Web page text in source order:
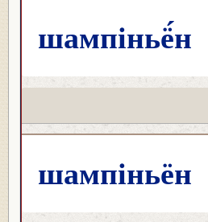
шампіньё́н
шампіньён